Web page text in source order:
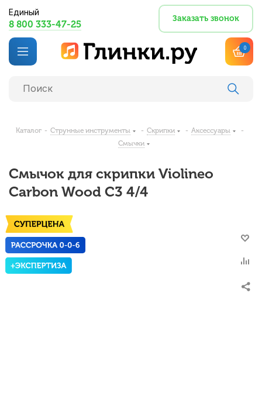
Единый
8 800 333-47-25
Заказать звонок
0
Каталог - Струнные инструменты - Скрипки - Аксессуары
-
Смычки
Смычок для скрипки Violineo
Carbon Wood C3 4/4